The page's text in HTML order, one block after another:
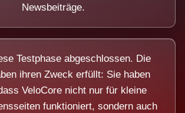
Newsbeiträge.
Testphase abgeschlossen. Die
ihren Zweck erfüllt: Sie haben
VeloCore nicht nur für kleine
funktioniert, sondern auch